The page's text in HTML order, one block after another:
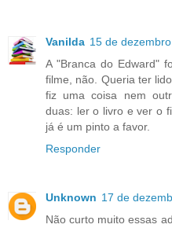
Vanilda 15 de
A "Branca do Edward"
filme, não. Queria ter
fiz uma coisa nem
duas: ler o livro e ver o
já é um pinto a favor.
Responder
Unknown 17 de
Não curto muito essas